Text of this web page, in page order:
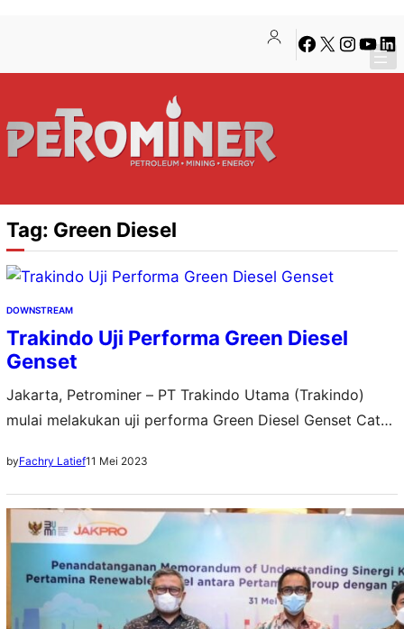
konten
content
Facebook
X Instagram
Tag: Green Diesel
DOWNSTREAM
Trakindo Uji Performa Green Diesel
Genset
Jakarta, Petrominer – PT Trakindo Utama (Trakindo)
mulai melakukan uji performa Green Diesel Genset Cat
lingkungan HVO (Hydrotreated Vegetable Oil) dan
Biodiesel 40 persen (B40). Penggunaan bahan bakar ini
sebagai langkah mitigasi untuk mengurangi jejak karbon
di industri pusat data (data center). General Manager
Power System Trakindo, Erwin Muljosantoso,…
byFachry Latief11 Mei 2023